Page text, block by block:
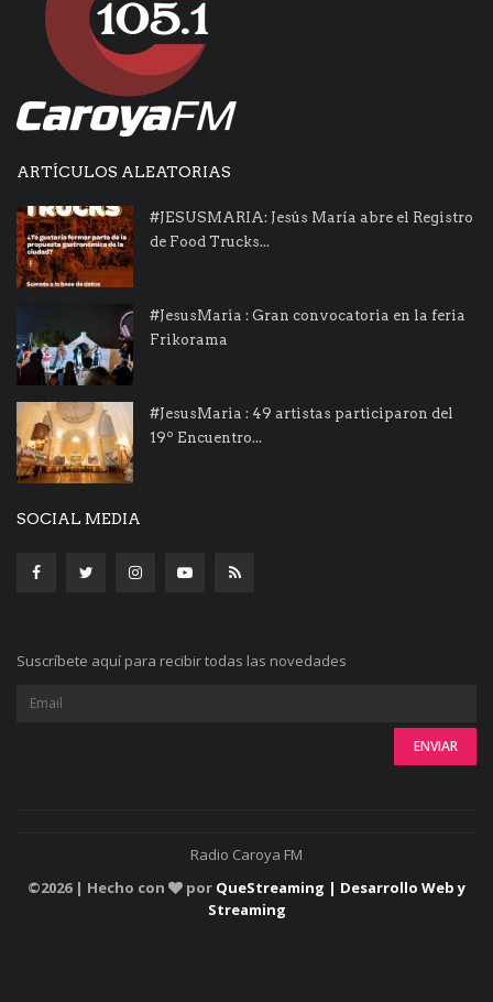
ARTÍCULOS ALEATORIAS
#JESUSMARIA: Jesús María abre el Registro
de Food Trucks...
#JesusMaria : Gran convocatoria en la feria
Frikorama
#JesusMaria : 49 artistas participaron del
19º Encuentro...
SOCIAL MEDIA
Suscríbete aquí para recibir todas las novedades
Radio Caroya FM
©2026 | Hecho con por QueStreaming | Desarrollo Web y
Streaming